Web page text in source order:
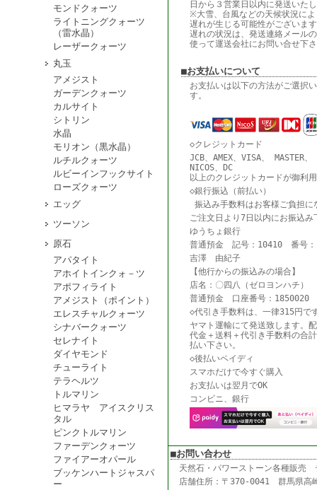
モンドクォーツ
ライトニングクォーツ
（雷水晶）
レーザークォーツ
丸玉
アメジスト
ガーデンクォーツ
カルサイト
シトリン
水晶
モリオン（黒水晶）
ルチルクォーツ
ルビーインフックサイト
ローズクォーツ
エッグ
ツーソン
原石
アパタイト
アホイトインクォ－ツ
アポフィライト
アメジスト（ポイント）
エレスチャルクォーツ
シナバークォーツ
セレナイト
ダイヤモンド
チューライト
テラヘルツ
トルマリン
ヒマラヤ アイスクリス
タル
ピンクトルマリン
ファーデンクォーツ
ファイアーオパール
ブッケンハートジャスパ
ー
日から３営業日以内に発送いた
※大雪、台風などの天候状況に
遅れが生じる可能性がございま
遅れの状況は、発送連絡メール
使って運送会社にお問い合せ下
■お支払いについて
お支払いは以下の方法がご選択
す。
◇クレジットカード
JCB、AMEX、VISA、 MASTER
NICOS、DC
以上のクレジットカードが御利
◇銀行振込（前払い）
振込み手数料はお客様ご負担に
ご注文日より7日以内にお振込み
ゆうちょ銀行
普通預金 記号：10410 番号：
吉澤 由紀子
【他行からの振込みの場合】
店名：〇四八（ゼロヨンハチ）
普通預金 口座番号：1850020
◇代引き手数料は、一律315円で
ヤマト運輸にて発送致します。
代金＋送料＋代引き手数料の合
払い下さい。
◇後払いペイディ
スマホだけで今すぐ購入
お支払いは翌月でOK
コンビニ、銀行
■お問い合わせ
天然石・パワーストーン各種販
店舗住所：〒370-0041 群馬